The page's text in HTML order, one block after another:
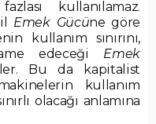
kullanılamaz.
Emek Gücüne göre
kullanım sınırını,
edeceği Emek
Bu da kapitalist
kullanım
olacağı anlamına